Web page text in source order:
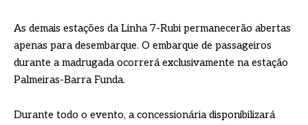
As demais estações da Linha 7-Rubi permanecerão abertas
apenas para desembarque. O embarque de passageiros
durante a madrugada ocorrerá exclusivamente na estação
Palmeiras-Barra Funda.
Durante todo o evento, a concessionária disponibilizará